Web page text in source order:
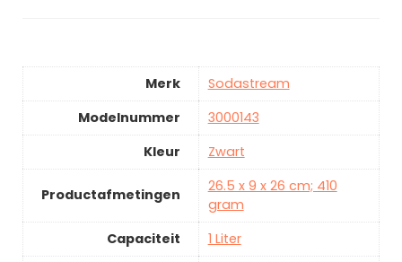
Merk
Sodastream
Modelnummer
3000143
Kleur
Zwart
Productafmetingen
26.5 x 9 x 26 cm; 410
gram
Capaciteit
1 Liter